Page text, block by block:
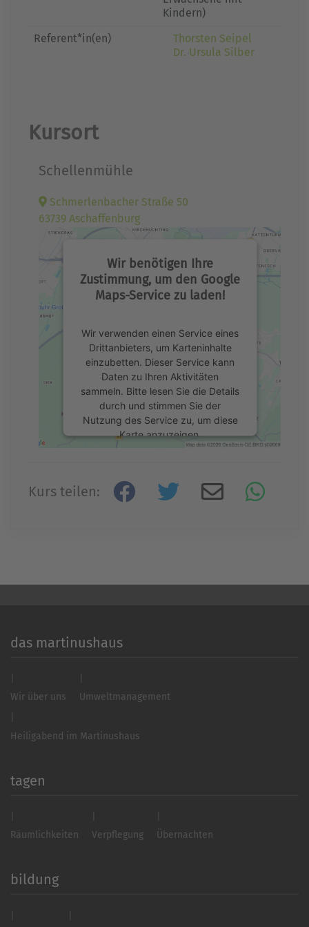
Kindern)
Referent*in(en)
Thorsten Seipel
Dr. Ursula Silber
Kursort
Schellenmühle
Schmerlenbacher Straße 50
63739 Aschaffenburg
Wir benötigen Ihre
Zustimmung, um den Google
Maps-Service zu laden!
Wir verwenden einen Service eines
Drittanbieters, um Karteninhalte
einzubetten. Dieser Service kann
Daten zu Ihren Aktivitäten
sammeln. Bitte lesen Sie die Details
durch und stimmen Sie der
Nutzung des Service zu, um diese
Karte anzuzeigen.
Kurs teilen:
das martinushaus
Wir über uns Umweltmanagement
Heiligabend im Martinushaus
tagen
Räumlichkeiten Verpflegung Übernachten
bildung